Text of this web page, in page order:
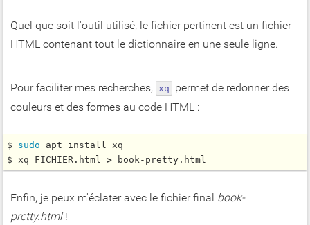
Quel que soit l'outil utilisé, le fichier pertinent est un fichier
HTML contenant tout le dictionnaire en une seule ligne.
Pour faciliter mes recherches, xq
permet de redonner des
couleurs et des formes au code HTML :
$ sudo apt install xq
$ xq FICHIER.html >
Enfin, je peux m'éclater avec le fichier final book-
pretty.html!